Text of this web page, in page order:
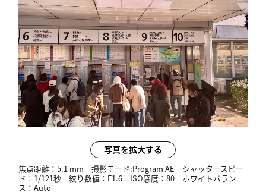
写真を拡大する
焦点距離： 5.1 mm 撮影モード:Program AE
シャッタースピー
ド： 1/121秒 絞り数値： F1.6 ISO感度： 80
ホワイトバラン
ス： Auto